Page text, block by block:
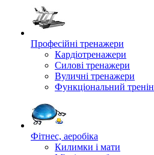
Професійні тренажери
Кардіотренажери
Силові тренажери
Вуличні тренажери
Функціональний
Фітнес, аеробіка
Килимки і мати